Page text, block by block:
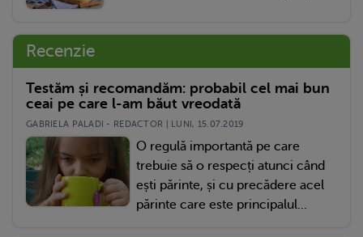
Recenzie
Testăm și recomandăm: probabil cel mai bun
ceai pe care l-am băut vreodată
GABRIELA PALADI - REDACTOR | LUNI, 15.07.2019
O regulă importantă pe care
trebuie să o respecți atunci când
ești părinte, și cu precădere acel
părinte care este principalul...